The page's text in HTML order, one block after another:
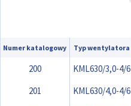
Numer katalogowy Typ wentylatora
200 KML630/3,0-4/6
201
KML630/4,0-4/6